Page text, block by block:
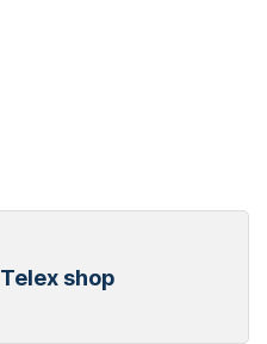
Telex shop